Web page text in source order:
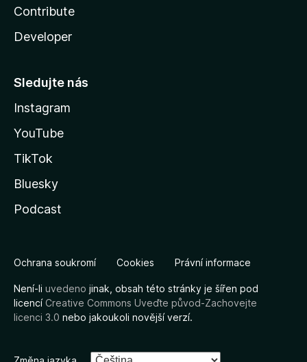
Contribute
Developer
Sledujte nás
Instagram
YouTube
TikTok
Bluesky
Podcast
Ochrana soukromí Cookies Právní informace
Není-li uvedeno jinak, obsah této stránky je šířen pod
licencíCreative Commons Uveďte původ-Zachovejte
licenci 3.0 nebo jakoukoli novější verzí.